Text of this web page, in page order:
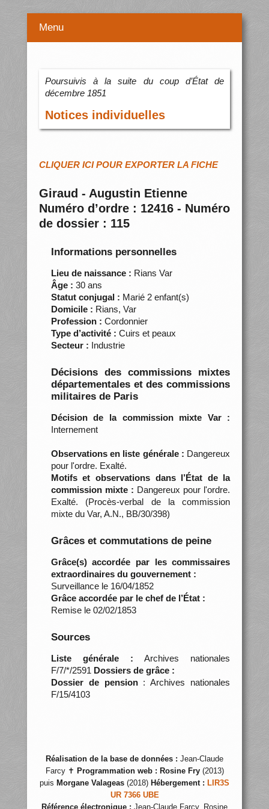
Menu
Poursuivis à la suite du coup d’État de
décembre 1851
Notices individuelles
CLIQUER ICI POUR EXPORTER LA FICHE
Giraud - Augustin Etienne
Numéro d’ordre : 12416 - Numéro
de dossier : 115
Informations personnelles
Lieu de naissance : Rians Var
Âge : 30 ans
Statut conjugal : Marié 2 enfant(s)
Domicile : Rians, Var
Profession : Cordonnier
Type d’activité : Cuirs et peaux
Secteur : Industrie
Décisions des commissions mixtes
départementales et des commissions
militaires de Paris
Décision de la commission mixte Var :
Internement
Observations en liste générale : Dangereux
pour l'ordre. Exalté.
Motifs et observations dans l’État de la
commission mixte : Dangereux pour l'ordre.
Exalté. (Procès-verbal de la commission
mixte du Var, A.N., BB/30/398)
Grâces et commutations de peine
Grâce(s) accordée par les commissaires
extraordinaires du gouvernement :
Surveillance le 16/04/1852
Grâce accordée par le chef de l’État :
Remise le 02/02/1853
Sources
Liste générale : Archives nationales
F/7/*/2591 Dossiers de grâce :
Dossier de pension: Archives nationales
F/15/4103
Réalisation de la base de données : Jean-Claude
Farcy ✝ Programmation web : Rosine Fry(2013)
puis Morgane Valageas (2018) Hébergement : LIR3S
UR 7366 UBE
Référence électronique : Jean-Claude Farcy, Rosine